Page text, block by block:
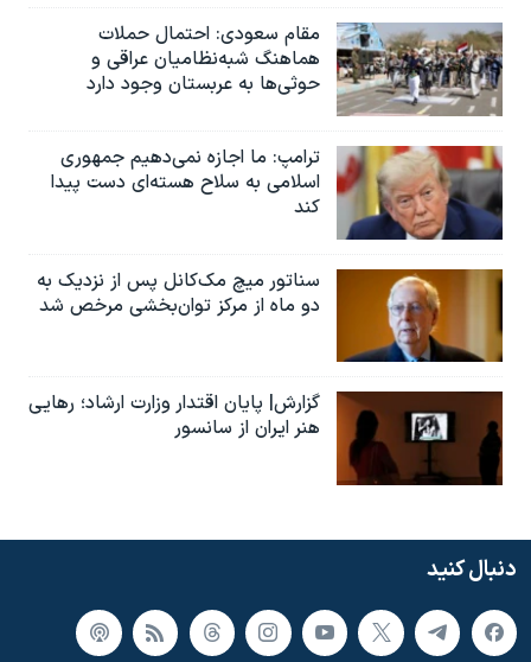
مقام سعودی: احتمال حملات
هماهنگ شبه‌نظامیان عراقی و
حوثی‌ها به عربستان وجود دارد
ترامپ: ما اجازه نمی‌دهیم جمهوری
اسلامی به سلاح هسته‌ای دست پیدا
کند
سناتور میچ مک‌کانل پس از نزدیک به
دو ماه از مرکز توان‌بخشی مرخص شد
گزارش| پایان اقتدار وزارت ارشاد؛ رهایی
هنر ایران از سانسور
دنبال کنید